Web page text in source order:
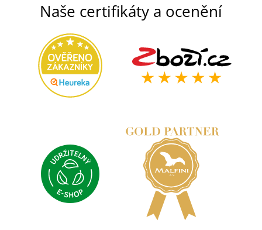
Naše certifikáty a ocenění